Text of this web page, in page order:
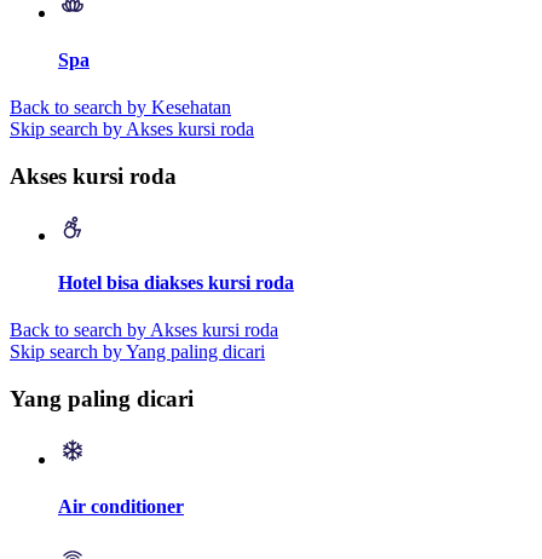
Spa
Back to search by Kesehatan
Skip search by Akses kursi roda
Akses kursi roda
Hotel bisa diakses kursi roda
Back to search by Akses kursi roda
Skip search by Yang paling dicari
Yang paling dicari
Air conditioner